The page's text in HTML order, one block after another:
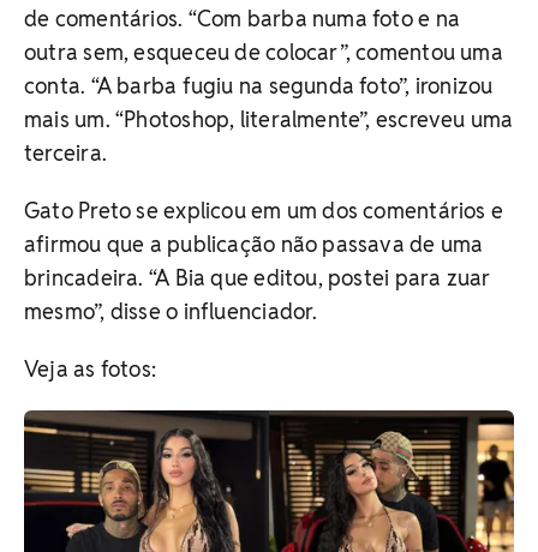
de comentários. “Com barba numa foto e na
outra sem, esqueceu de colocar”, comentou uma
conta. “A barba fugiu na segunda foto”, ironizou
mais um. “Photoshop, literalmente”, escreveu uma
terceira.
Gato Preto se explicou em um dos comentários e
afirmou que a publicação não passava de uma
brincadeira. “A Bia que editou, postei para zuar
mesmo”, disse o influenciador.
Veja as fotos: